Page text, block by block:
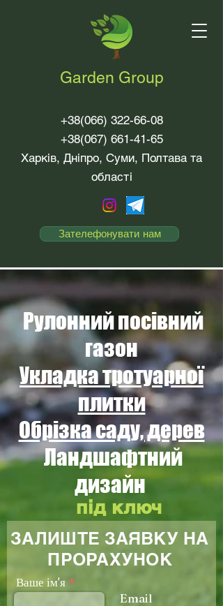
Garden Group
+38(066) 322-66-08
+38(067) 661-41-65
Харків, Дніпро, Суми, Полтава та
області
Зателефонувати нам
Рулонний посівний
газон
Укладка тротуарної
плитки
Обрізка саду, дерев
Ландшафтний
дизайн
під ключ
ЗАЛИШТЕ ЗАЯВКУ НА
ПРОРАХУНОК
Ваше ім'я
Email